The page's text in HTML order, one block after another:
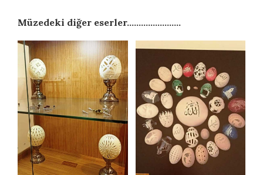
Müzedeki diğer eserler…………………..